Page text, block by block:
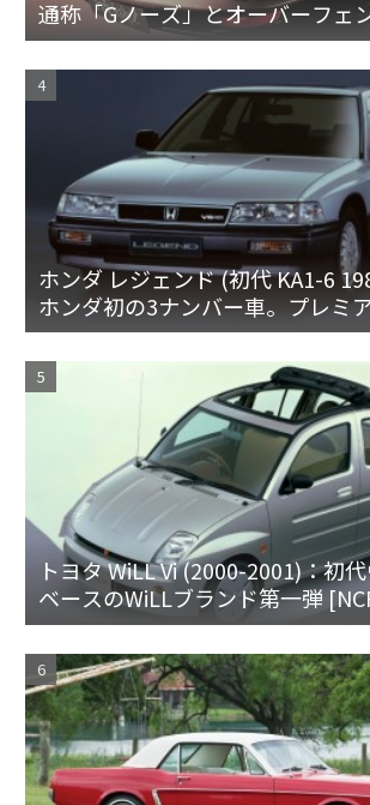
通称「Gノーズ」とオーバーフェ
備した特別なZ
ホンダ レジェンド (初代 KA1-6
ホンダ初の3ナンバー車。プレミ
ンとハードトップ
トヨタ WiLL Vi (2000-2001)：初
ベースのWiLLブランド第一弾